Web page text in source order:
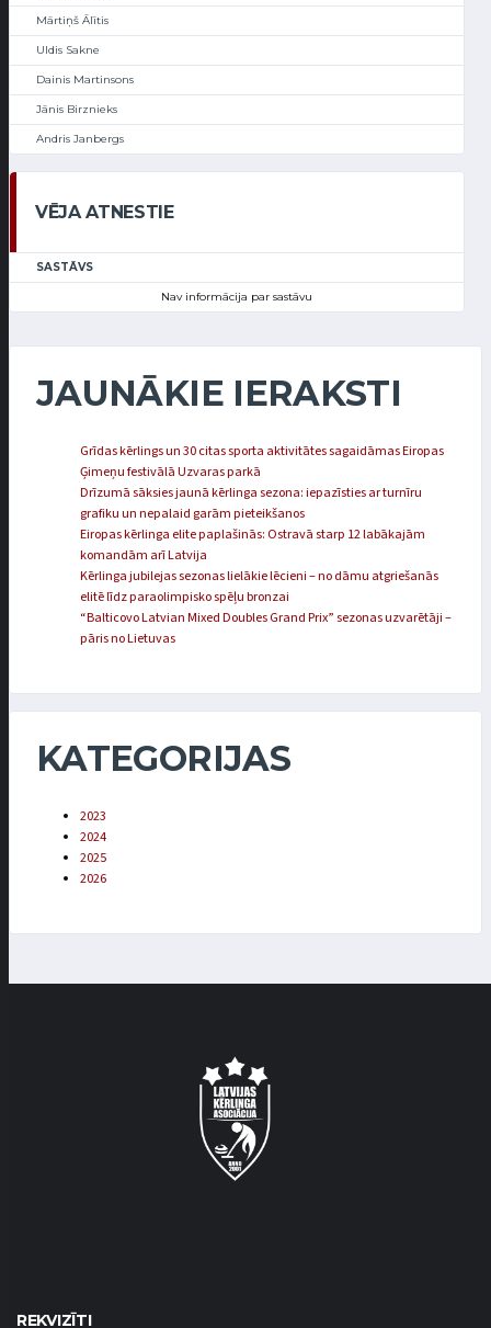
Mārtiņš Ālītis
Uldis Sakne
Dainis Martinsons
Jānis Birznieks
Andris Janbergs
VĒJA ATNESTIE
SASTĀVS
Nav informācija par sastāvu
JAUNĀKIE IERAKSTI
Grīdas kērlings un 30 citas sporta aktivitātes sagaidāmas Eiropas
Ģimeņu festivālā Uzvaras parkā
Drīzumā sāksies jaunā kērlinga sezona: iepazīsties ar turnīru
grafiku un nepalaid garām pieteikšanos
Eiropas kērlinga elite paplašinās: Ostravā starp 12 labākajām
komandām arī Latvija
Kērlinga jubilejas sezonas lielākie lēcieni – no dāmu atgriešanās
elitē līdz paraolimpisko spēļu bronzai
“Balticovo Latvian Mixed Doubles Grand Prix” sezonas uzvarētāji –
pāris no Lietuvas
KATEGORIJAS
2023
2024
2025
2026
REKVIZĪTI